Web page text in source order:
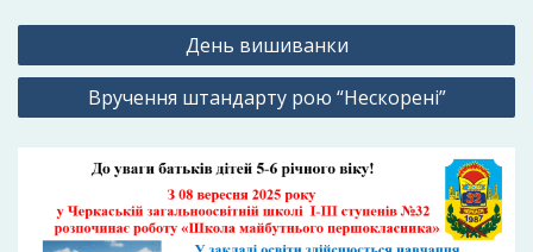
Навігація
записів
День вишиванки
Вручення штандарту рою “Нескорені”